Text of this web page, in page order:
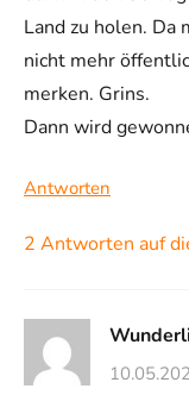
Land zu holen. Da
nicht mehr
merken. Grins.
Dann wird
Antworten
2 Antworten auf